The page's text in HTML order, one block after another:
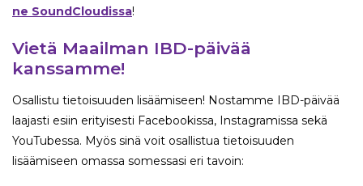
ne SoundCloudissa!
Vietä Maailman IBD-päivää
kanssamme!
Osallistu tietoisuuden lisäämiseen! Nostamme IBD-päivää
laajasti esiin erityisesti Facebookissa, Instagramissa sekä
YouTubessa. Myös sinä voit osallistua tietoisuuden
lisäämiseen omassa somessasi eri tavoin: